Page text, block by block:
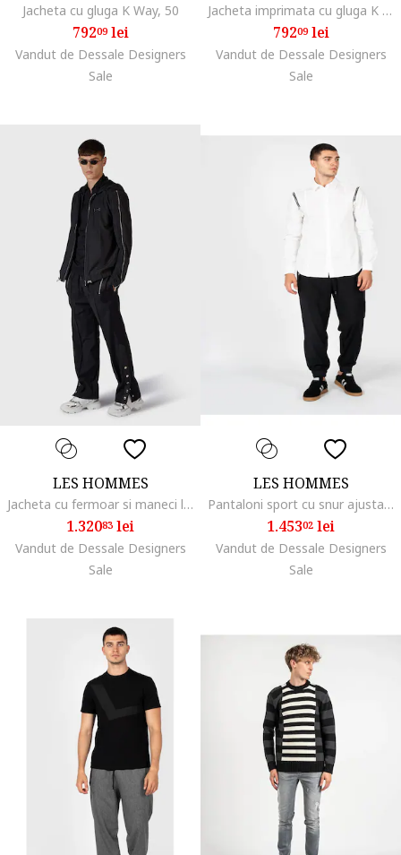
Jacheta cu gluga K Way, 50
79209lei
Vandut de Dessale Designers
Sale
Jacheta imprimata cu gluga K Way, 48
79209lei
Vandut de Dessale Designers
Sale
LES HOMMES
Jacheta cu fermoar si maneci lungi, Negru
1.32083lei
Vandut de Dessale Designers
Sale
LES HOMMES
Pantaloni sport cu snur ajustabil, XL
1.45302 lei
Vandut de Dessale Designers
Sale